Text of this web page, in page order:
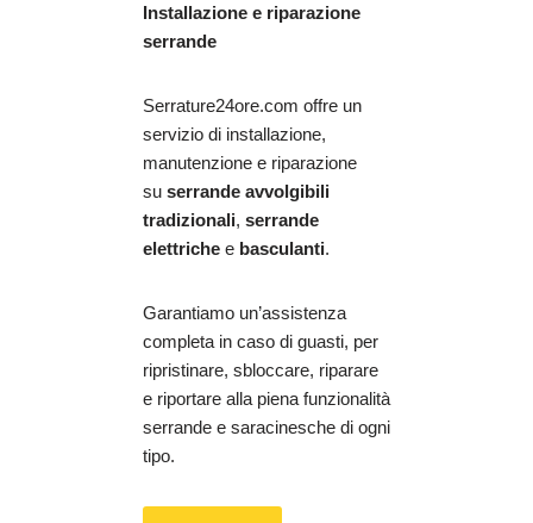
Installazione e riparazione
serrande
Serrature24ore.com offre un
servizio di installazione,
manutenzione e riparazione
su serrande avvolgibili
tradizionali, serrande
elettriche e basculanti.
Garantiamo un’assistenza
completa in caso di guasti, per
ripristinare, sbloccare, riparare
e riportare alla piena funzionalità
serrande e saracinesche di ogni
tipo.